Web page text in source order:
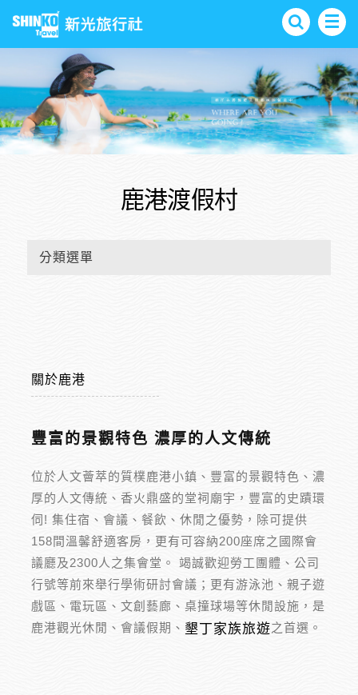
鹿港渡假村
分類選單
關於鹿港
豐富的景觀特色 濃厚的人文傳統
位於人文薈萃的質樸鹿港小鎮、豐富的景觀特色、濃
厚的人文傳統、香火鼎盛的堂祠廟宇，豐富的史蹟環
伺! 集住宿、會議、餐飲、休閒之優勢，除可提供
158間溫馨舒適客房，更有可容納200座席之國際會
議廳及2300人之集會堂。 竭誠歡迎勞工團體、公司
行號等前來舉行學術研討會議；更有游泳池、親子遊
戲區、電玩區、文創藝廊、桌撞球場等休閒設施，是
鹿港觀光休閒、會議假期、 墾丁家族旅遊之首選。